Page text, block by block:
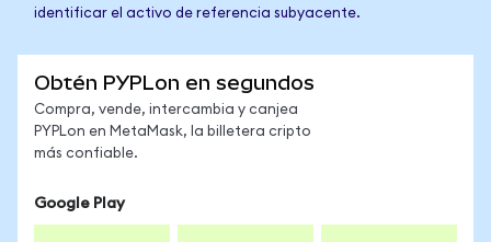
identificar el activo de referencia subyacente.
Obtén PYPLon en segundos
Compra, vende, intercambia y canjea
PYPLon en MetaMask, la billetera cripto
más confiable.
Google Play